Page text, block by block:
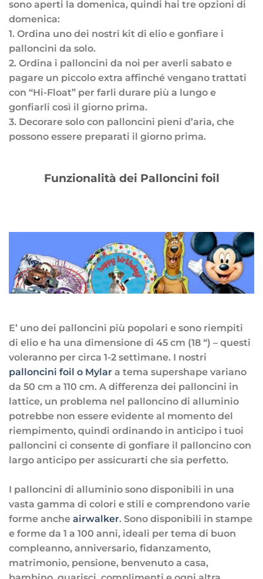
sono aperti la domenica, quindi hai tre opzioni di
domenica:
1. Ordina uno dei nostri kit di elio e gonfiare i
palloncini da solo.
2. Ordina i palloncini da noi per averli sabato e
pagare un piccolo extra affinché vengano trattati
con “Hi-Float” per farli durare più a lungo e
gonfiarli così il giorno prima.
3. Decorare solo con palloncini pieni d’aria, che
possono essere preparati il giorno prima.
Funzionalità dei Palloncini foil
E’ uno dei palloncini più popolari e sono riempiti
di elio e ha una dimensione di 45 cm (18 “) – questi
voleranno per circa 1-2 settimane. I nostri
palloncini foil o Mylar a tema supershape variano
da 50 cm a 110 cm. A differenza dei palloncini in
lattice, un problema nel palloncino di alluminio
potrebbe non essere evidente al momento del
riempimento, quindi ordinando in anticipo i tuoi
palloncini ci consente di gonfiare il palloncino con
largo anticipo per assicurarti che sia perfetto.
I palloncini di alluminio sono disponibili in una
vasta gamma di colori e stili e comprendono varie
forme anche airwalker. Sono disponibili in stampe
e forme da 1 a 100 anni, ideali per tema di buon
compleanno, anniversario, fidanzamento,
matrimonio, pensione, benvenuto a casa,